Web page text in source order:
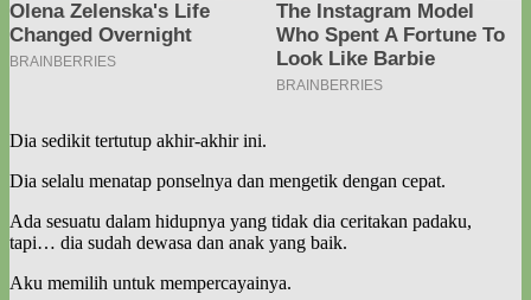
Dia sedikit tertutup akhir-akhir ini.
Dia selalu menatap ponselnya dan mengetik dengan cepat.
Ada sesuatu dalam hidupnya yang tidak dia ceritakan padaku,
tapi… dia sudah dewasa dan anak yang baik.
Aku memilih untuk mempercayainya.